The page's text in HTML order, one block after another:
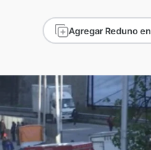
Agregar Reduno en